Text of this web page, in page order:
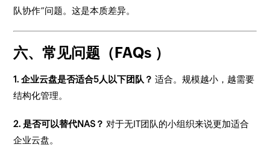
队协作”问题。这是本质差异。
六、常见问题（FAQs ）
1. 企业云盘是否适合5人以下团队？适合。规模越小，越需要
结构化管理。
2. 是否可以替代NAS？ 对于无IT团队的小组织来说更加适合
企业云盘。